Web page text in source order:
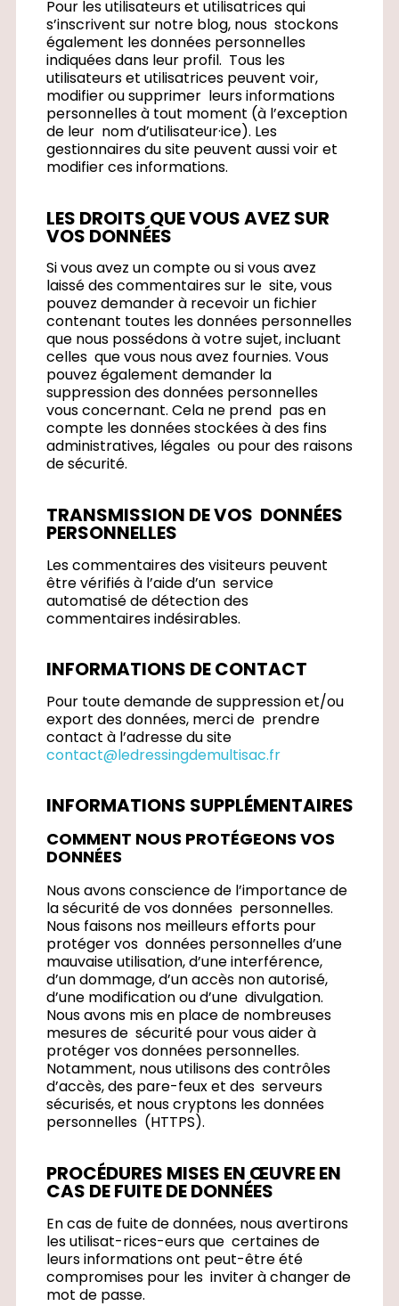
Pour les utilisateurs et utilisatrices qui
s’inscrivent sur notre blog, nous stockons
également les données personnelles
indiquées dans leur profil. Tous les
utilisateurs et utilisatrices peuvent voir,
modifier ou supprimer leurs informations
personnelles à tout moment (à l’exception
de leur nom d’utilisateur·ice). Les
gestionnaires du site peuvent aussi voir et
modifier ces informations.
LES DROITS QUE VOUS AVEZ SUR
VOS DONNÉES
Si vous avez un compte ou si vous avez
laissé des commentaires sur le site, vous
pouvez demander à recevoir un fichier
contenant toutes les données personnelles
que nous possédons à votre sujet, incluant
celles que vous nous avez fournies. Vous
pouvez également demander la
suppression des données personnelles
vous concernant. Cela ne prend pas en
compte les données stockées à des fins
administratives, légales ou pour des raisons
de sécurité.
TRANSMISSION DE VOS DONNÉES
PERSONNELLES
Les commentaires des visiteurs peuvent
être vérifiés à l’aide d’un service
automatisé de détection des
commentaires indésirables.
INFORMATIONS DE CONTACT
Pour toute demande de suppression et/ou
export des données, merci de prendre
contact à l’adresse du site
contact@ledressingdemultisac.fr
INFORMATIONS SUPPLÉMENTAIRES
COMMENT NOUS PROTÉGEONS VOS
DONNÉES
Nous avons conscience de l’importance de
la sécurité de vos données personnelles.
Nous faisons nos meilleurs efforts pour
protéger vos données personnelles d’une
mauvaise utilisation, d’une interférence,
d’un dommage, d’un accès non autorisé,
d’une modification ou d’une divulgation.
Nous avons mis en place de nombreuses
mesures de sécurité pour vous aider à
protéger vos données personnelles.
Notamment, nous utilisons des contrôles
d’accès, des pare-feux et des serveurs
sécurisés, et nous cryptons les données
personnelles (HTTPS).
PROCÉDURES MISES EN ŒUVRE EN
CAS DE FUITE DE DONNÉES
En cas de fuite de données, nous avertirons
les utilisat-rices-eurs que certaines de
leurs informations ont peut-être été
compromises pour les inviter à changer de
mot de passe.
Connexion
Vous devez être connecté pour ajouter des produits à votre
Annuler Connexion
Créer une liste d'envies ×
Nom de la liste d'envies
Annuler Créer une liste d'envies
((modalTitle))
((confirmMessage))
((cancelText)) ((modalDeleteText))
Mes listes d'envies ×
add_circle_outline Créer une nouvelle liste